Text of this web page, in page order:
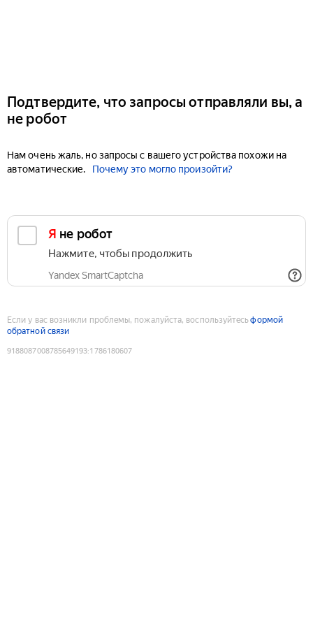
Подтвердите, что запросы отправляли вы, а
не робот
Нам очень жаль, но запросы с вашего устройства похожи на
автоматические.
Почему это могло произойти?
Я не робот
Нажмите, чтобы продолжить
Yandex SmartCaptcha
Если у вас возникли проблемы, пожалуйста, воспользуйтесьформой
обратной связи
9188087008785649193:1786180607